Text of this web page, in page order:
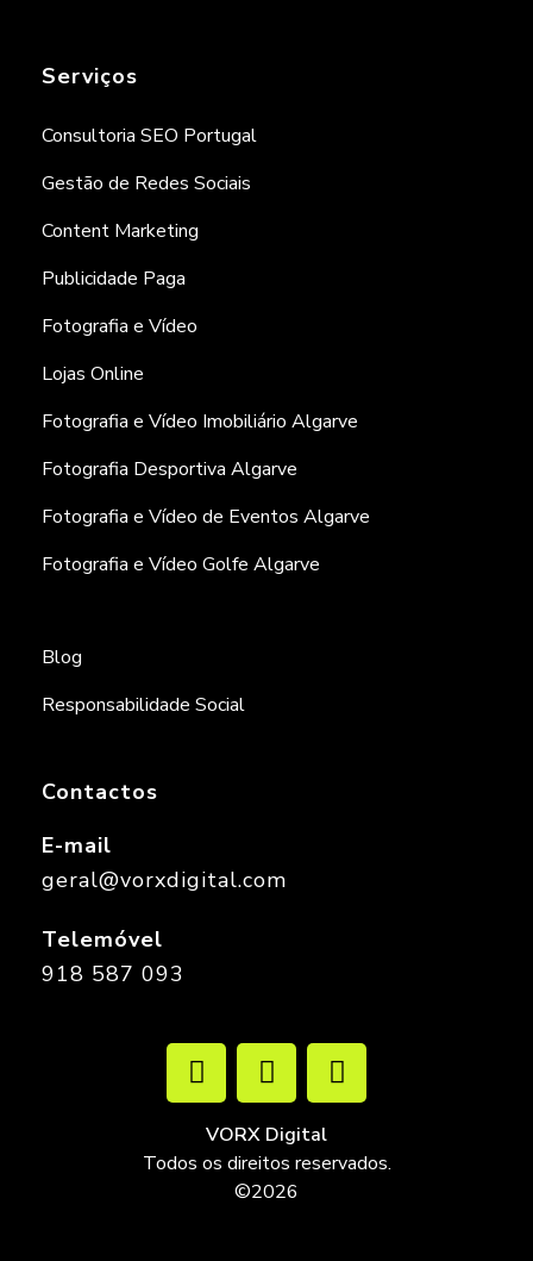
Serviços
Consultoria SEO Portugal
Gestão de Redes Sociais
Content Marketing
Publicidade Paga
Fotografia e Vídeo
Lojas Online
Fotografia e Vídeo Imobiliário Algarve
Fotografia Desportiva Algarve
Fotografia e Vídeo de Eventos Algarve
Fotografia e Vídeo Golfe Algarve
Blog
Responsabilidade Social
Contactos
E-mail
geral@vorxdigital.com
Telemóvel
918 587 093
VORX Digital
Todos os direitos reservados.
©2026